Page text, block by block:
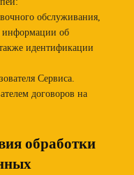
обслуживания,
информации об
идентификации
Сервиса.
договоров на
обработки